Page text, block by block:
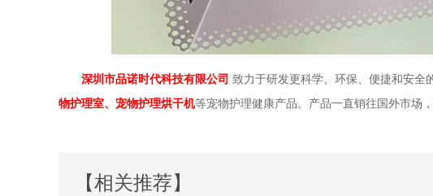
深圳市品诺时代科技有限公司 致力于研发更科学、环保、便捷和安全
物护理室、宠物护理烘干机等宠物护理健康产品。产品一直销往国外市场
【相关推荐】